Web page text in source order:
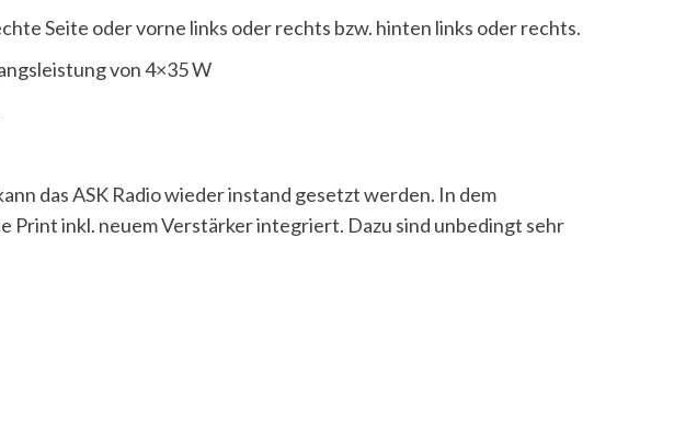
Seite oder vorne links oder rechts bzw. hinten links oder rechts.
von 4×35 W
das ASK Radio wieder instand gesetzt werden. In dem
inkl. neuem Verstärker integriert. Dazu sind unbedingt sehr